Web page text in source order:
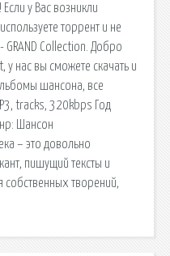
у Вас возникли
торрент и не
GRAND Collection. Добро
у нас вы сможете скачать и
шансона, все
tracks, 320kbps Год
Шансон
– это довольно
пишущий тексты и
творений,